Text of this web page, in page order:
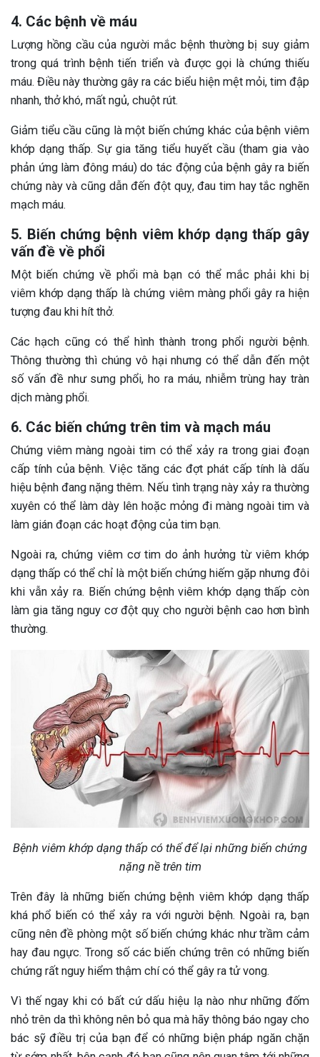
4. Các bệnh về máu
Lượng hồng cầu của người mắc bệnh thường bị suy giảm
trong quá trình bệnh tiến triển và được gọi là chứng thiếu
máu. Điều này thường gây ra các biểu hiện mệt mỏi, tim đập
nhanh, thở khó, mất ngủ, chuột rút.
Giảm tiểu cầu cũng là một biến chứng khác của bệnh viêm
khớp dạng thấp. Sự gia tăng tiểu huyết cầu (tham gia vào
phản ứng làm đông máu) do tác động của bệnh gây ra biến
chứng này và cũng dẫn đến đột quỵ, đau tim hay tắc nghẽn
mạch máu.
5. Biến chứng bệnh viêm khớp dạng thấp gây
vấn đề về phổi
Một biến chứng về phổi mà bạn có thể mắc phải khi bị
viêm khớp dạng thấp là chứng viêm màng phổi gây ra hiện
tượng đau khi hít thở.
Các hạch cũng có thể hình thành trong phổi người bệnh.
Thông thường thì chúng vô hại nhưng có thể dẫn đến một
số vấn đề như sưng phổi, ho ra máu, nhiễm trùng hay tràn
dịch màng phổi.
6. Các biến chứng trên tim và mạch máu
Chứng viêm màng ngoài tim có thể xảy ra trong giai đoạn
cấp tính của bệnh. Việc tăng các đợt phát cấp tính là dấu
hiệu bệnh đang nặng thêm. Nếu tình trạng này xảy ra thường
xuyên có thể làm dày lên hoặc mỏng đi màng ngoài tim và
làm gián đoạn các hoạt động của tim bạn.
Ngoài ra, chứng viêm cơ tim do ảnh hưởng từ viêm khớp
dạng thấp có thể chỉ là một biến chứng hiếm gặp nhưng đôi
khi vẫn xảy ra. Biến chứng bệnh viêm khớp dạng thấp còn
làm gia tăng nguy cơ đột quỵ cho người bệnh cao hơn bình
thường.
Bệnh viêm khớp dạng thấp có thể để lại những biến chứng
nặng nề trên tim
Trên đây là những biến chứng bệnh viêm khớp dạng thấp
khá phổ biến có thể xảy ra với người bệnh. Ngoài ra, bạn
cũng nên đề phòng một số biến chứng khác như trầm cảm
hay đau ngực. Trong số các biến chứng trên có những biến
chứng rất nguy hiểm thậm chí có thể gây ra tử vong.
Vì thế ngay khi có bất cứ dấu hiệu lạ nào như những đốm
nhỏ trên da thì không nên bỏ qua mà hãy thông báo ngay cho
bác sỹ điều trị của bạn để có những biện pháp ngăn chặn